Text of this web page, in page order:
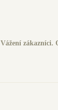
Vážení zákazníci.